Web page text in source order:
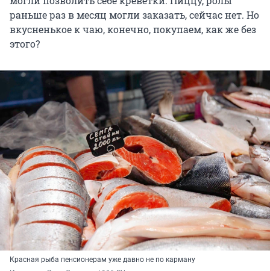
раньше раз в месяц могли заказать, сейчас нет. Но
вкусненькое к чаю, конечно, покупаем, как же без
этого?
Красная рыба пенсионерам уже давно не по карману